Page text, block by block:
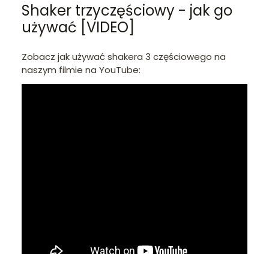
Shaker trzyczęściowy - jak go
używać [VIDEO]
Zobacz jak używać shakera 3 częściowego na
naszym filmie na YouTube: